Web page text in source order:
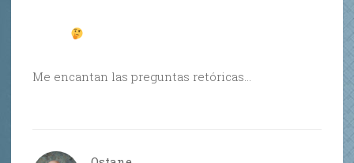
Me encantan las preguntas retóricas…